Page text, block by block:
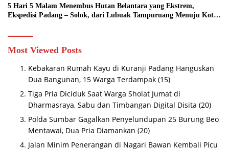
5 Hari 5 Malam Menembus Hutan Belantara yang Ekstrem,
Ekspedisi Padang – Solok, dari Lubuak Tampuruang Menuju Koto
Most Viewed Posts
Kebakaran Rumah Kayu di Kuranji Padang Hanguskan
Dua Bangunan, 15 Warga Terdampak (15)
Tiga Pria Diciduk Saat Warga Sholat Jumat di
Dharmasraya, Sabu dan Timbangan Digital Disita (20)
Polda Sumbar Gagalkan Penyelundupan 25 Burung Beo
Mentawai, Dua Pria Diamankan (20)
Jalan Minim Penerangan di Nagari Bawan Kembali Picu